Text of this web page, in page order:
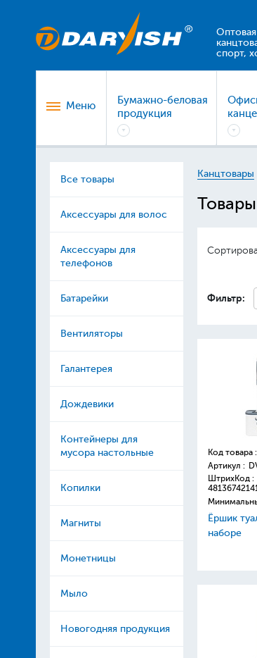
Оптовая
спорт,
Меню
Бумажно-беловая
продукция
Все товары
Аксессуары для волос
Аксессуары для
телефонов
Батарейки
Вентиляторы
Галантерея
Дождевики
Контейнеры для
мусора настольные
Копилки
Магниты
Монетницы
Мыло
Новогодняя продукция
Канцтовары
Фильтр:
Код товара :
Артикул :
ШтрихКод :
Ёршик
наборе